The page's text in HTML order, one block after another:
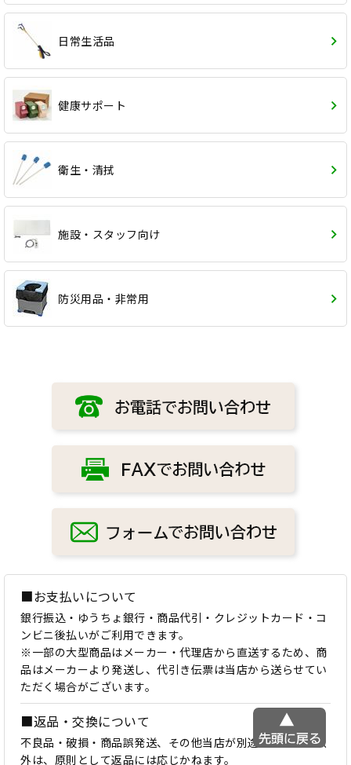
日常生活品
健康サポート
衛生・清拭
施設・スタッフ向け
防災用品・非常用
■お支払いについて
銀行振込・ゆうちょ銀行・商品代引・クレジットカード・コ
ンビニ後払いがご利用できます。
※一部の大型商品はメーカー・代理店から直送するため、商
品はメーカーより発送し、代引き伝票は当店から送らせてい
ただく場合がございます。
■返品・交換について
不良品・破損・商品誤発送、その他当店が別途認めた場合以
外は、原則として返品には応じかねます。